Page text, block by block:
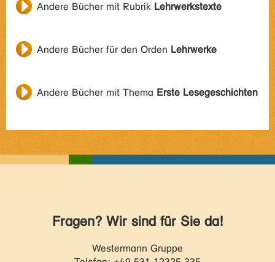
Andere Bücher mit Rubrik Lehrwerkstexte
Andere Bücher für den Orden Lehrwerke
Andere Bücher mit Thema Erste Lesegeschichten